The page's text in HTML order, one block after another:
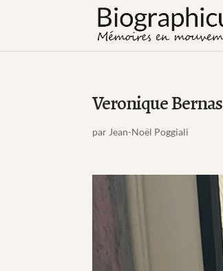
Veronique Bernas
par Jean-Noël Poggiali